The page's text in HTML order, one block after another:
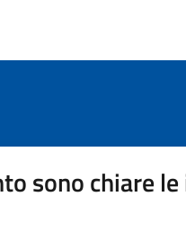
sono chiare